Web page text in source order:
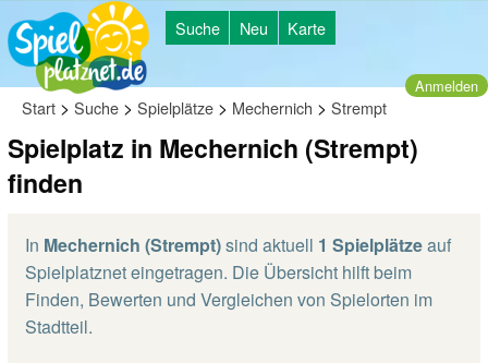
Suche Neu Karte
Anmelden
Start > Suche > Spielplätze > Mechernich > Strempt
Spielplatz in Mechernich (Strempt)
finden
In Mechernich (Strempt)sind aktuell 1 Spielplätzeauf
Spielplatznet eingetragen. Die Übersicht hilft beim
Finden, Bewerten und Vergleichen von Spielorten im
Stadtteil.